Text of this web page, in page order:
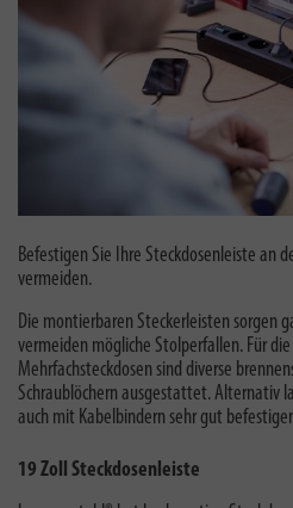
Befestigen Sie Ihre Steckdosenleiste an
vermeiden.
Die montierbaren Steckerleisten sorgen
vermeiden mögliche Stolperfallen. Für
Mehrfachsteckdosen sind diverse
Schraublöchern ausgestattet. Alternativ
auch mit Kabelbindern sehr gut
19 Zoll Steckdosenleiste